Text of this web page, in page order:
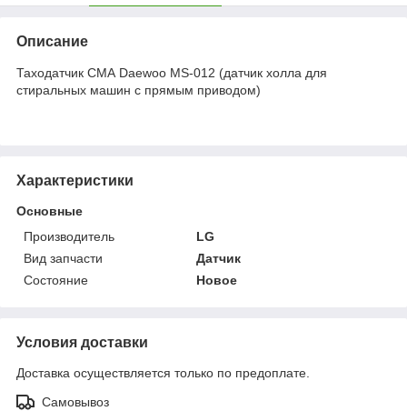
Описание
Таходатчик СМА Daewoo MS-012 (датчик холла для
стиральных машин с прямым приводом)
Характеристики
Основные
Производитель
LG
Вид запчасти
Датчик
Состояние
Новое
Условия доставки
Доставка осуществляется только по предоплате.
Самовывоз